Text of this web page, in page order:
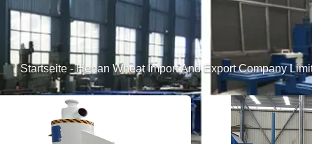
Startseite-Henan Wheat Import And Export Company